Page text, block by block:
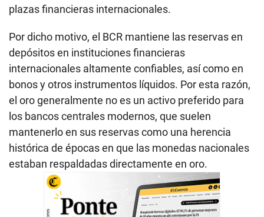
plazas financieras internacionales.
Por dicho motivo, el BCR mantiene las reservas en
depósitos en instituciones financieras
internacionales altamente confiables, así como en
bonos y otros instrumentos líquidos. Por esta razón,
el oro generalmente no es un activo preferido para
los bancos centrales modernos, que suelen
mantenerlo en sus reservas como una herencia
histórica de épocas en que las monedas nacionales
estaban respaldadas directamente en oro.